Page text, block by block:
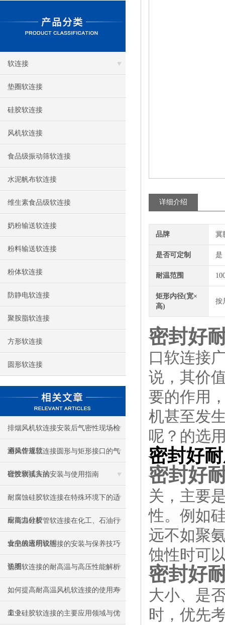
软连接
垫圈软连接
硅胶软连接
风机软连接
食品级振动筛软连接
水泥帆布软连接
维生素食品级软连接
奶粉输送软连接
粉料输送软连接
粉体软连接
防静电软连接
聚胺脂软连接
方形软连接
圆形软连接
排烟风机软连接安装后气密性现场检
测操作规范
通风管道软连接圆形与矩形接口的气
密性测试方法
硅胶软接头的安装与使用指南
耐腐蚀硅胶软连接在特殊环境下的适
应能力分析
耐高温硅胶管软连接在化工、石油行
业中的应用说明
食品级透明软连接的安装与保养技巧
说明
垫圈软连接的耐高温与高压性能解析
如何提高耐高温风机软连接的使用寿
命？
工业硅胶软连接的主要应用领域与优
详细介绍
品牌 冀
是否可定制 是
耐温范围
矩形内径(宽×
高)
按
密封好
口软连接
说，其价
要的作用
机甚至发
呢？ 的选
密封好
密封好
关，主要
性。例如
远不如聚
蚀性时可
密封好
大小、是
时，优先